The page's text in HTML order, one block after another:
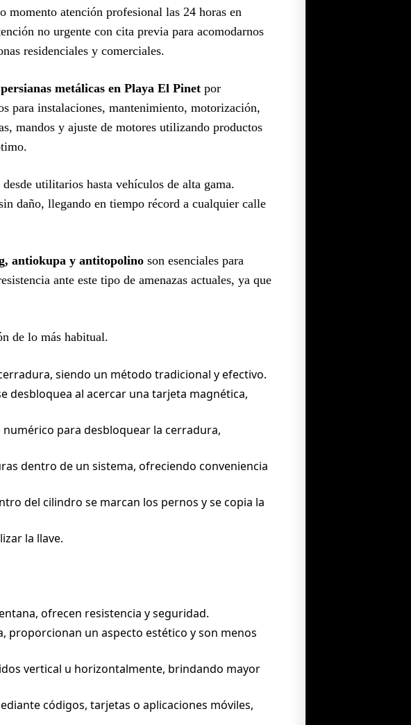
momento atención profesional las 24 horas en
no urgente con cita previa para acomodarnos
residenciales y comerciales.
persianas metálicas en Playa El Pinet por
para instalaciones, mantenimiento, motorización,
mandos y ajuste de motores utilizando productos
utilitarios hasta vehículos de alta gama.
daño, llegando en tiempo récord a cualquier calle
antiokupa y antitopolino son esenciales para
ante este tipo de amenazas actuales, ya que
de lo más habitual.
siendo un método tradicional y efectivo.
desbloquea al acercar una tarjeta magnética,
para desbloquear la cerradura,
dentro de un sistema, ofreciendo conveniencia
del cilindro se marcan los pernos y se copia la
la llave.
ofrecen resistencia y seguridad.
proporcionan un aspecto estético y son menos
vertical u horizontalmente, brindando mayor
códigos, tarjetas o aplicaciones móviles,